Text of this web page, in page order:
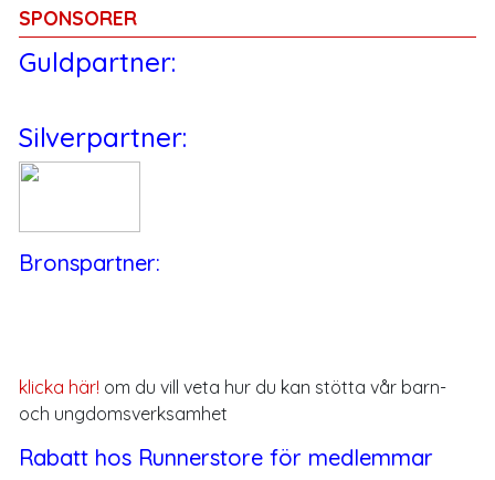
SPONSORER
Guldpartner:
Silverpartner:
Bronspartner:
klicka här! om du vill veta hur du kan stötta vår barn-
och ungdomsverksamhet
Rabatt hos Runnerstore för medlemmar